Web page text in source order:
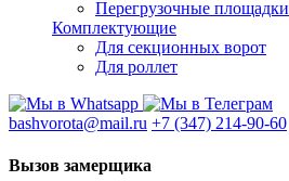
Перегрузочные площадки
Комплектующие
Для секционных ворот
Для роллет
bashvorota@mail.ru +7 (347) 214-90-60
Вызов замерщика